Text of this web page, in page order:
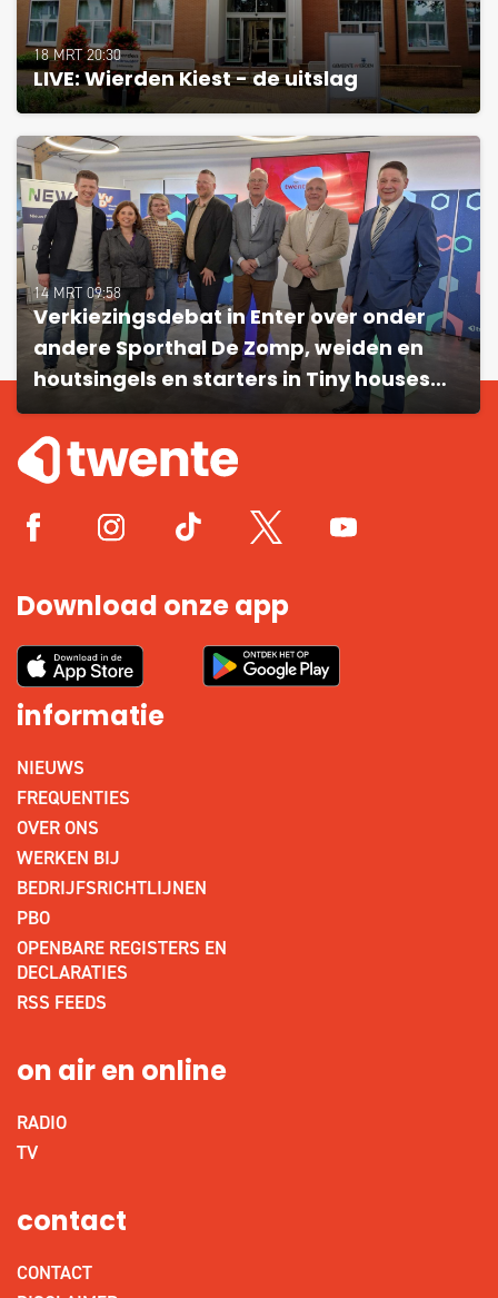
18 MRT 20:30
LIVE: Wierden Kiest - de uitslag
14 MRT 09:58
Verkiezingsdebat in Enter over onder
andere Sporthal De Zomp, weiden en
houtsingels en starters in Tiny houses…
Download onze app
informatie
NIEUWS
FREQUENTIES
OVER ONS
WERKEN BIJ
BEDRIJFSRICHTLIJNEN
PBO
OPENBARE REGISTERS EN
DECLARATIES
RSS FEEDS
on air en online
RADIO
TV
contact
CONTACT